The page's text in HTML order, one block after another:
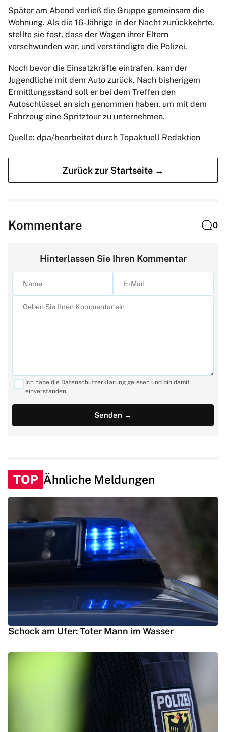
Später am Abend verließ die Gruppe gemeinsam die
Wohnung. Als die 16-Jährige in der Nacht zurückkehrte,
stellte sie fest, dass der Wagen ihrer Eltern
verschwunden war, und verständigte die Polizei.
Noch bevor die Einsatzkräfte eintrafen, kam der
Jugendliche mit dem Auto zurück. Nach bisherigem
Ermittlungsstand soll er bei dem Treffen den
Autoschlüssel an sich genommen haben, um mit dem
Fahrzeug eine Spritztour zu unternehmen.
Quelle: dpa/bearbeitet durch Topaktuell Redaktion
Zurück zur Startseite →
Kommentare 0
Hinterlassen Sie Ihren Kommentar
Ich habe die Datenschutzerklärung gelesen und bin damit
einverstanden.
TOP Ähnliche Meldungen
Schock am Ufer: Toter Mann im Wasser